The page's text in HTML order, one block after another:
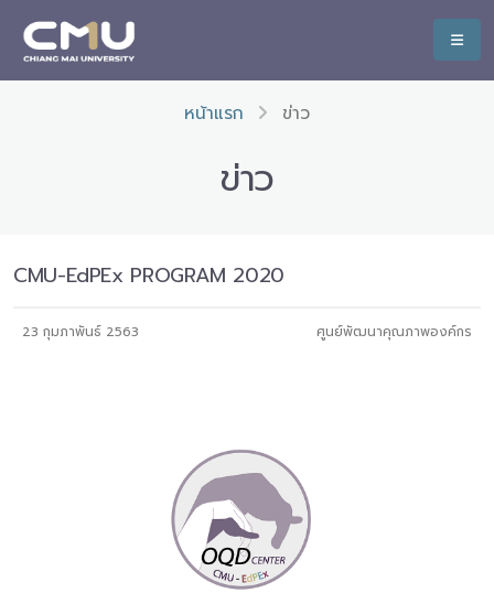
หน้าแรก ข่าว
ข่าว
CMU-EdPEx PROGRAM 2020
23 กุมภาพันธ์ 2563 ศูนย์พัฒนาคุณภาพองค์กร